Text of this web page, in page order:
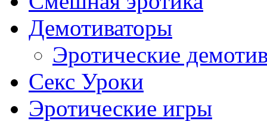
Демотиваторы
Эротические
Секс Уроки
Эротические игры